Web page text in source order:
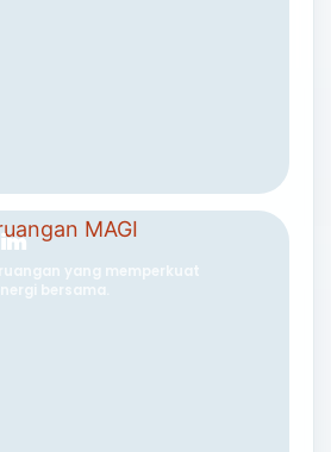
yang memperkuat
bersama.